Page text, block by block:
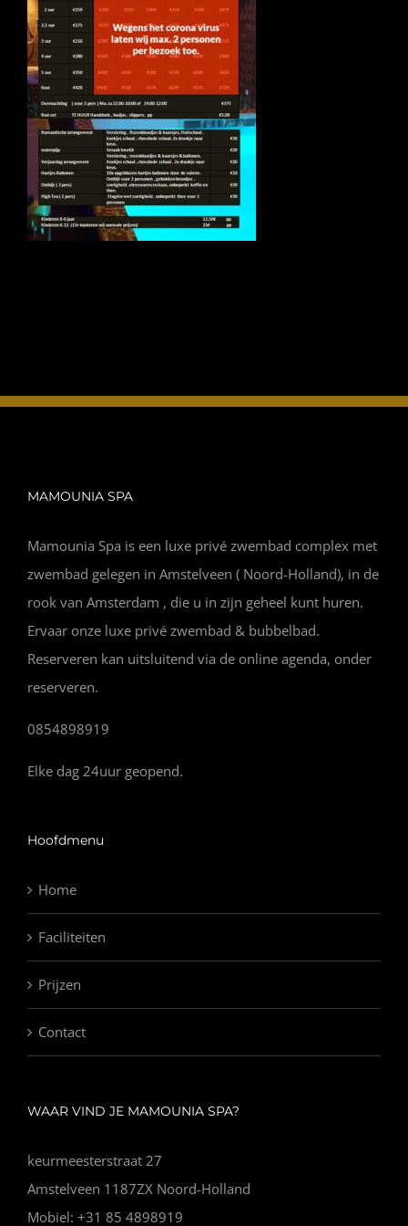
INFO
OPENINGSTIJDEN
CONTACT
ANDERE VESTIGINGEN
MAMOUNIA SPA
Mamounia Spa is een luxe privé zwembad complex met
zwembad gelegen in Amstelveen ( Noord-Holland), in de
rook van Amsterdam , die u in zijn geheel kunt huren.
Ervaar onze luxe privé zwembad & bubbelbad.
Reserveren kan uitsluitend via de online agenda, onder
reserveren.
0854898919
Elke dag 24uur geopend.
Hoofdmenu
Home
Faciliteiten
Prijzen
Contact
WAAR VIND JE MAMOUNIA SPA?
keurmeesterstraat 27
Amstelveen 1187ZX Noord-Holland
Mobiel: +31 85 4898919